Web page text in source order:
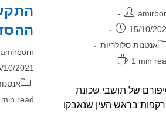
מחבר:
amirborn
פורסם:
10/2021
קטגוריה:
זמן
min read
15/10/
אנטנות סלולריות
1 min
של תושבי שכונת
בראש העין שנאבקו